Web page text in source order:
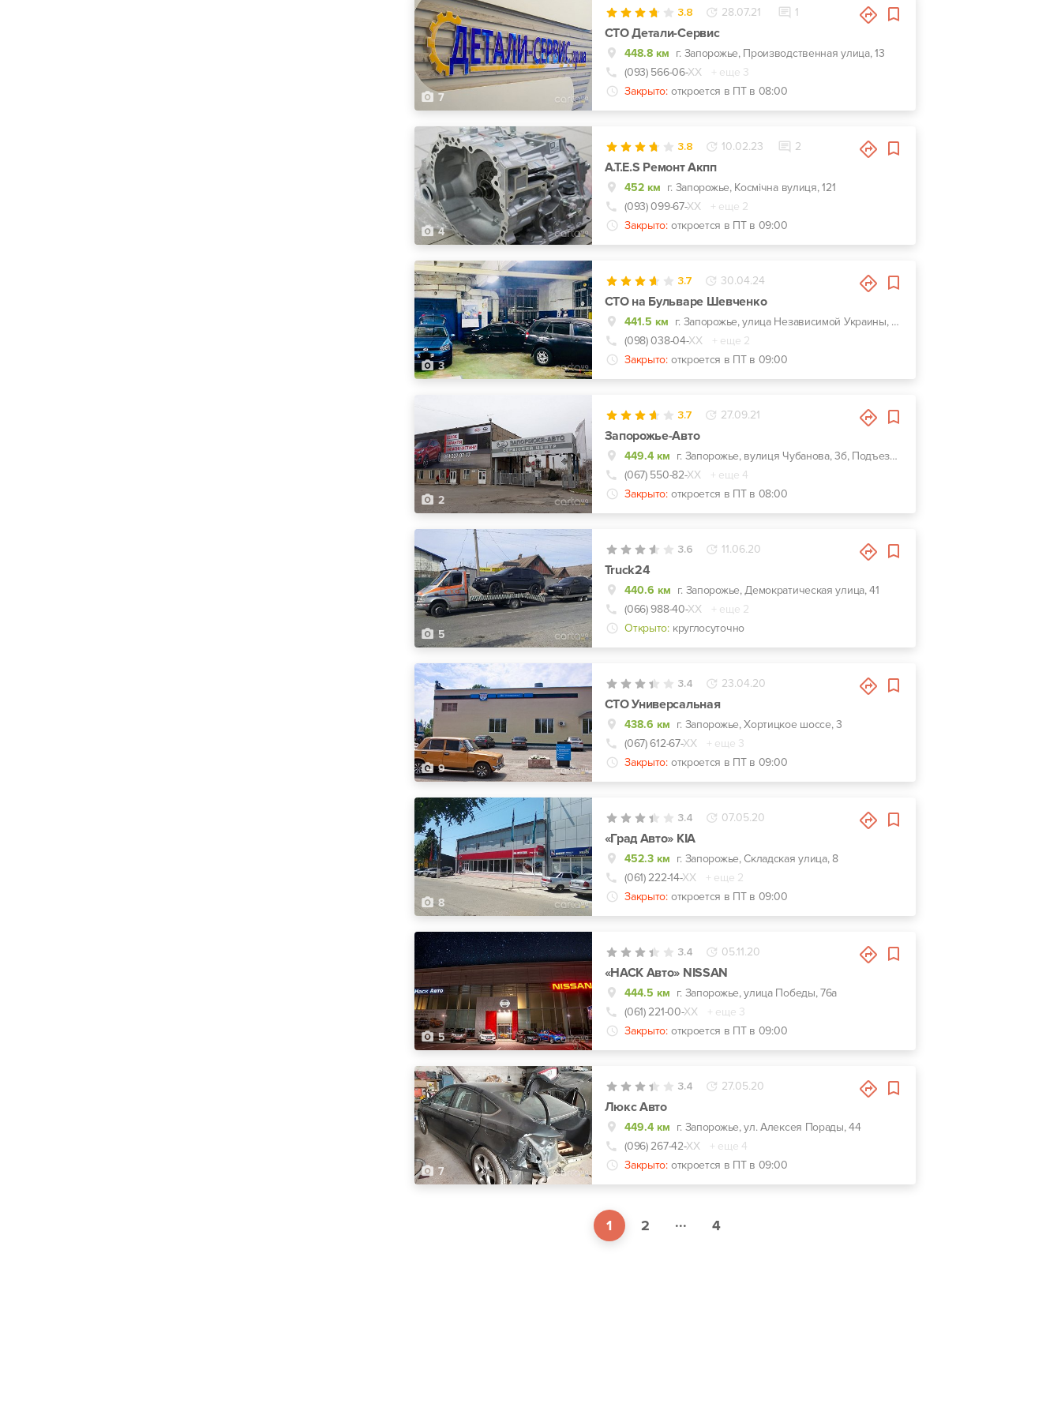
7
3.8 28.07.21 1
СТО Детали-Сервис
448.8 км г. Запорожье, Производственная улица, 13
(093) 566-06-ХХ
+ еще 3
Закрыто: откроется в ПТ в 08:00
4
3.8 10.02.23 2
A.T.E.S Ремонт Акпп
452 км г. Запорожье, Космічна вулиця, 121
(093) 099-67-ХХ
+ еще 2
Закрыто: откроется в ПТ в 09:00
3
3.7 30.04.24
СТО на Бульваре Шевченко
441.5 км
г. Запорожье, улица Независимой Украины, 56А
(098) 038-04-ХХ
+ еще 2
Закрыто: откроется в ПТ в 09:00
2
3.7 27.09.21
Запорожье-Авто
449.4 км
г. Запорожье, вулиця Чубанова, 3б, Подъезд с Набережной магистрали, напротив ЗАЗа.
(067) 550-82-ХХ
+ еще 4
Закрыто: откроется в ПТ в 08:00
5
3.6 11.06.20
Truck24
440.6 км г. Запорожье, Демократическая улица, 41
(066) 988-40-ХХ
+ еще 2
Открыто: круглосуточно
9
3.4 23.04.20
СТО Универсальная
438.6 км г. Запорожье, Хортицкое шоссе, 3
(067) 612-67-ХХ
+ еще 3
Закрыто: откроется в ПТ в 09:00
8
3.4 07.05.20
«Град Авто» КІА
452.3 км г. Запорожье, Складская улица, 8
(061) 222-14-ХХ
+ еще 2
Закрыто: откроется в ПТ в 09:00
5
3.4 05.11.20
«НАСК Авто» NISSAN
444.5 км г. Запорожье, улица Победы, 76а
(061) 221-00-ХХ
+ еще 3
Закрыто: откроется в ПТ в 09:00
7
3.4 27.05.20
Люкс Авто
449.4 км г. Запорожье, ул. Алексея Порады, 44
(096) 267-42-ХХ
+ еще 4
Закрыто: откроется в ПТ в 09:00
1 2 ... 4